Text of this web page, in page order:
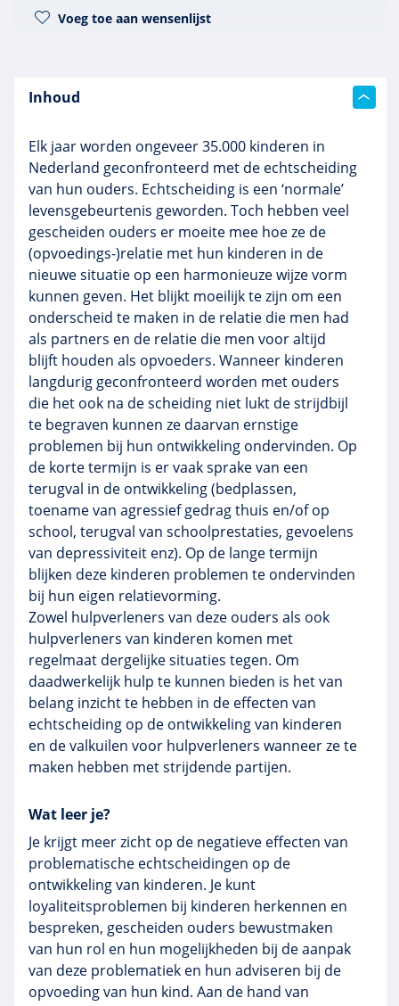
Voeg toe aan wensenlijst
Inhoud
Elk jaar worden ongeveer 35.000 kinderen in
Nederland geconfronteerd met de echtscheiding
van hun ouders. Echtscheiding is een ‘normale’
levensgebeurtenis geworden. Toch hebben veel
gescheiden ouders er moeite mee hoe ze de
(opvoedings-)relatie met hun kinderen in de
nieuwe situatie op een harmonieuze wijze vorm
kunnen geven. Het blijkt moeilijk te zijn om een
onderscheid te maken in de relatie die men had
als partners en de relatie die men voor altijd
blijft houden als opvoeders. Wanneer kinderen
langdurig geconfronteerd worden met ouders
die het ook na de scheiding niet lukt de strijdbijl
te begraven kunnen ze daarvan ernstige
problemen bij hun ontwikkeling ondervinden. Op
de korte termijn is er vaak sprake van een
terugval in de ontwikkeling (bedplassen,
toename van agressief gedrag thuis en/of op
school, terugval van schoolprestaties, gevoelens
van depressiviteit enz). Op de lange termijn
blijken deze kinderen problemen te ondervinden
bij hun eigen relatievorming.
Zowel hulpverleners van deze ouders als ook
hulpverleners van kinderen komen met
regelmaat dergelijke situaties tegen. Om
daadwerkelijk hulp te kunnen bieden is het van
belang inzicht te hebben in de effecten van
echtscheiding op de ontwikkeling van kinderen
en de valkuilen voor hulpverleners wanneer ze te
maken hebben met strijdende partijen.
Wat leer je?
Je krijgt meer zicht op de negatieve effecten van
problematische echtscheidingen op de
ontwikkeling van kinderen. Je kunt
loyaliteitsproblemen bij kinderen herkennen en
bespreken, gescheiden ouders bewustmaken
van hun rol en hun mogelijkheden bij de aanpak
van deze problematiek en hun adviseren bij de
opvoeding van hun kind. Aan de hand van